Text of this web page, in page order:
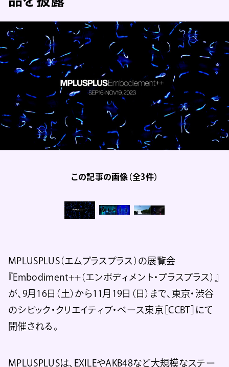
この記事の画像（全3件）
MPLUSPLUS（エムプラスプラス）の展覧会
『Embodiment++（エンボディメント・プラスプラス）』
が、9月16日（土）から11月19日（日）まで、東京・渋谷
のシビック・クリエイティブ・ベース東京［CCBT］にて
開催される。
MPLUSPLUSは、EXILEやAKB48など大規模なステー